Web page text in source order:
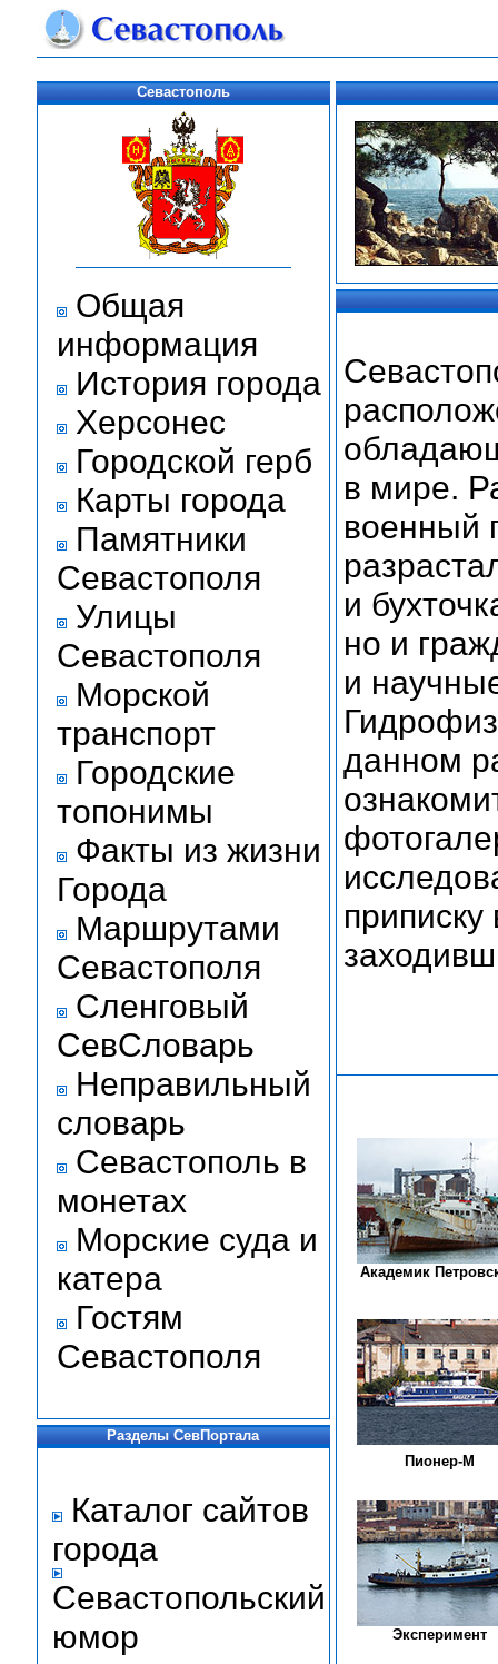
Севастополь
Общая
информация
История города
Херсонес
Городской герб
Карты города
Памятники
Севастополя
Улицы
Севастополя
Морской
транспорт
Городские
топонимы
Факты из жизни
Города
Маршрутами
Севастополя
Сленговый
СевСловарь
Неправильный
словарь
Севастополь в
монетах
Морские суда и
катера
Гостям
Севастополя
Разделы СевПортала
Каталог сайтов
города
Севастопольский
юмор
в мире.
военный
и
но и
и
данном
Академик
Пионер-М
Эксперимент